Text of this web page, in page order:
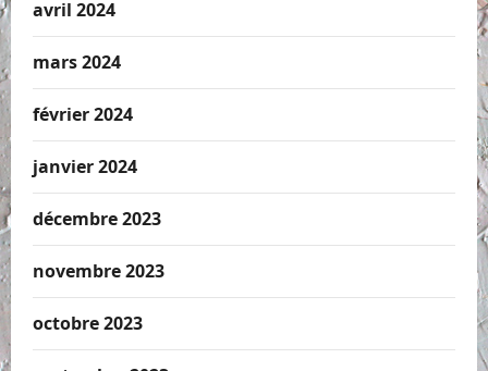
avril 2024
mars 2024
février 2024
janvier 2024
décembre 2023
novembre 2023
octobre 2023